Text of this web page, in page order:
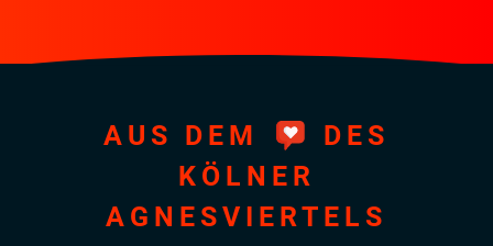
AUS DEM
DES
KÖLNER
AGNESVIERTELS